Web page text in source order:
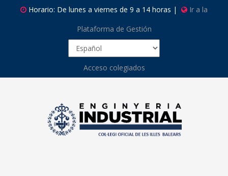
Horario: De lunes a viernes de 9 a 14 horas |
Ir a la
Plataforma de Gestión
Acceso colegiados